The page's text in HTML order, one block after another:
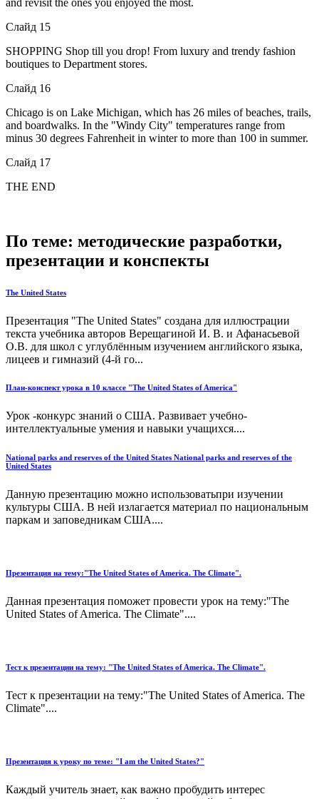
Слайд 15
SHOPPING Shop till you drop! From luxury and trendy fashion
boutiques to Department stores.
Слайд 16
Chicago is on Lake Michigan, which has 26 miles of beaches, trails,
and boardwalks. In the "Windy City" temperatures range from
minus 30 degrees Fahrenheit in winter to more than 100 in summer.
Слайд 17
THE END
По теме: методические разработки,
презентации и конспекты
The United States
Презентация "The United States" coздана для иллюстрации
текста учебника авторов Верещагиной И. В. и Афанасьевой
О.В. для школ с углублённым изучением английского языка,
лицеев и гимназий (4-й го...
План-конспект урока в 10 классе "The United States of America"
Урок -конкурс знаний о США. Развивает учебно-
интеллектуальные умения и навыки учащихся....
National parks and reserves of the United States National parks and reserves of the
United States
Данную презентацию можно использоватьпри изучении
культуры США. В ней излагается материал по национальным
паркам и заповедникам США....
Презентация на тему:"The United States of America. The Climate".
Данная презентация поможет провести урок на тему:"The
United States of America. The Climate"....
Тест к презентации на тему: "The United States of America. The Climate".
Тест к презентации на тему:"The United States of America. The
Climate"....
Презентация к уроку по теме: "I am the United States?"
Каждый учитель знает, как важно пробудить интерес